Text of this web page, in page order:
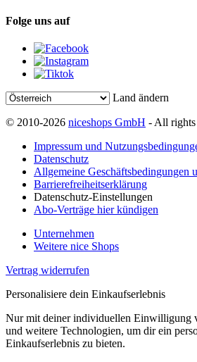
Folge uns auf
Land ändern
© 2010-2026 niceshops GmbH - All rights
Impressum und
Datenschutz
Allgemeine Geschäftsbedingungen
Barrierefreiheitserklärung
Datenschutz-Einstellungen
Abo-Verträge hier kündigen
Unternehmen
Weitere nice Shops
Vertrag widerrufen
Personalisiere dein Einkaufserlebnis
Nur mit deiner individuellen Einwilligung
und weitere Technologien, um dir ein
Einkaufserlebnis zu bieten.